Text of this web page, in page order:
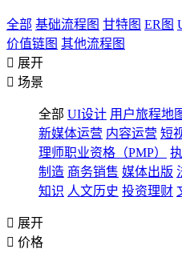
全部 基础流程图 甘特图 ER图
价值链图 其他流程图
 展开
 场景
全部 UI设计 用户旅程地
新媒体运营 内容运营 短
理师职业资格（PMP）
制造 商务销售 媒体出版
知识 人文历史 投资理财
 展开
 价格